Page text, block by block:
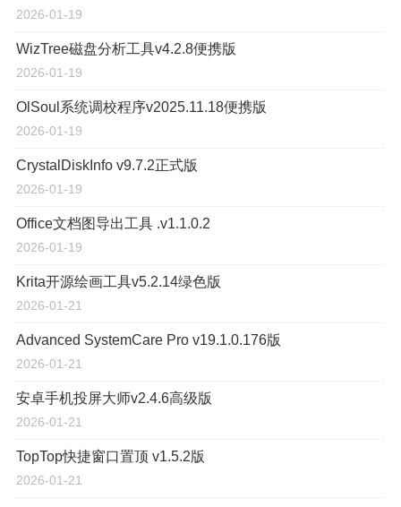
2026-01-19
WizTree磁盘分析工具v4.2.8便携版
2026-01-19
OlSoul系统调校程序v2025.11.18便携版
2026-01-19
CrystalDiskInfo v9.7.2正式版
2026-01-19
Office文档图导出工具 .v1.1.0.2
2026-01-19
Krita开源绘画工具v5.2.14绿色版
2026-01-21
Advanced SystemCare Pro v19.1.0.176版
2026-01-21
安卓手机投屏大师v2.4.6高级版
2026-01-21
TopTop快捷窗口置顶 v1.5.2版
2026-01-21